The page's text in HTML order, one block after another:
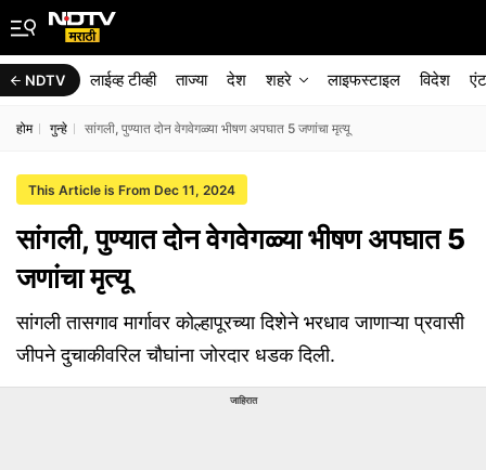
NDTV लाईव्ह टीव्ही ताज्या देश शहरे लाइफस्टाइल विदेश
होम गुन्हे सांगली, पुण्यात दोन वेगवेगळ्या भीषण अपघात 5 जणांचा मृत्यू
This Article is From Dec 11, 2024
सांगली, पुण्यात दोन वेगवेगळ्या भीषण अपघात 5
जणांचा मृत्यू
सांगली तासगाव मार्गावर कोल्हापूरच्या दिशेने भरधाव जाणाऱ्या प्रवासी
जीपने दुचाकीवरिल चौघांना जोरदार धडक दिली.
जाहिरात